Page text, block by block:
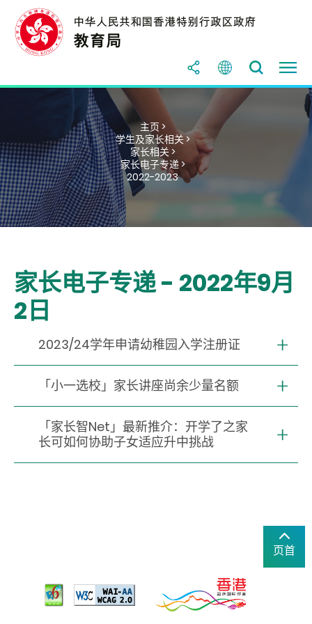
主页 >
学生及家长相关 >
家长相关 >
家长电子专递 >
2022-2023
家长电子专递 - 2022年9月
2日
2023/24学年申请幼稚园入学注册证
「小一选校」家长讲座尚余少量名额
「家长智Net」最新推介：开学了之家
长可如何协助子女适应升中挑战
页首